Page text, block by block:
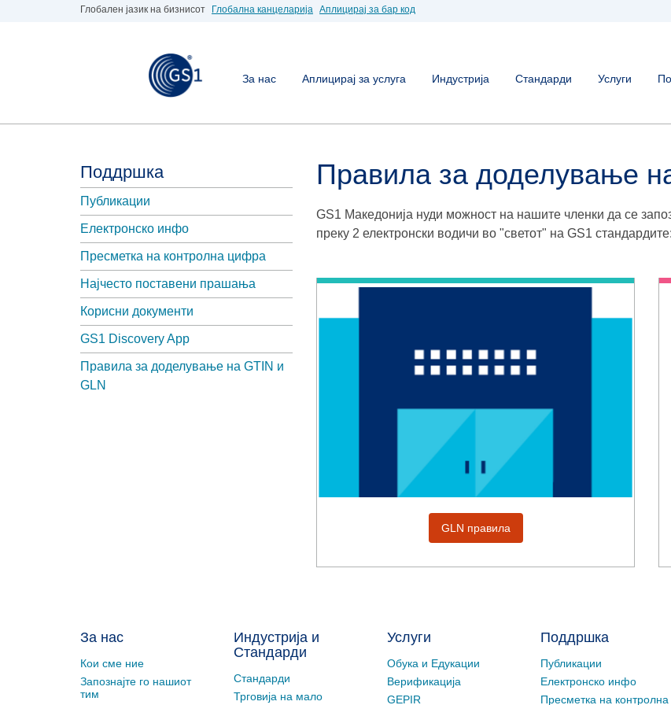
Глобален јазик на бизнисот Глобална канцеларија Аплицирај за бар код
За нас Аплицирај за услуга Индустрија Стандарди Услуги
Поддршка
Публикации
Електронско инфо
Пресметка на контролна цифра
Најчесто поставени прашања
Корисни документи
GS1 Discovery App
Правила за доделување на GTIN и
GLN
Правила за доделување
GS1 Македонија нуди можност на нашите членки да се
преку 2 електронски водичи во "светот" нa GS1 стандардите:
GLN правила
За нас
Кои сме ние
Запознајте го нашиот
тим
Индустрија и
Стандарди
Стандарди
Трговија на мало
Услуги
Обука и Едукации
Верификација
GEPIR
Поддршка
Публикации
Електронско инфо
Пресметка на контролна